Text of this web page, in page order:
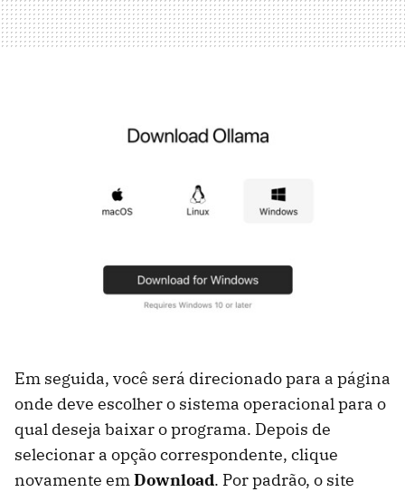
Em seguida, você será direcionado para a página
onde deve escolher o sistema operacional para o
qual deseja baixar o programa. Depois de
selecionar a opção correspondente, clique
novamente emDownload. Por padrão, o site